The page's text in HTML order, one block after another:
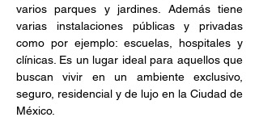
varios parques y jardines. Además tiene
varias instalaciones públicas y privadas
como por ejemplo: escuelas, hospitales y
clínicas. Es un lugar ideal para aquellos que
buscan vivir en un ambiente exclusivo,
seguro, residencial y de lujo en la Ciudad de
México.